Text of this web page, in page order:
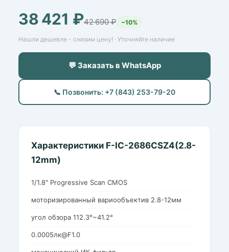
38 421 ₽42 690 ₽ −10%
Нашли дешевле - снизим цену! · Уточняйте наличие
💬 Заказать в WhatsApp
📞 Позвонить: +7 (843) 253-79-20
Характеристики F-IC-2686CSZ4(2.8-
12mm)
1/1.8" Progressive Scan CMOS
моторизированный вариообъектив 2.8-12мм
угол обзора 112.3°~41.2°
0.0005лк@F1.0